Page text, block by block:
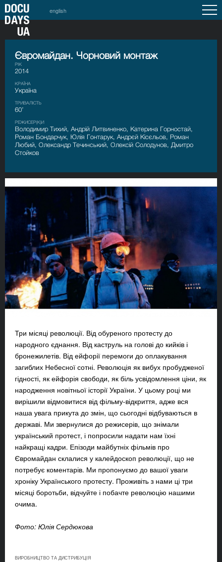
english
Євромайдан. Чорновий монтаж
РІК
2014
КРАЇНА
Україна
ТРИВАЛІСТЬ
60’
РЕЖИСЕР(К)И
Володимир Тихий, Андрій Литвиненко, Катерина Горностай,
Роман Бондарчук, Юлія Гонтарук, Андрєй Кісєльов, Роман
Любий, Олександр Течинський, Олексій Солодунов, Дмитро
Стойков
Три місяці революції. Від обуреного протесту до
народного єднання. Від каструль на голові до кийків і
бронежилетів. Від ейфорії перемоги до оплакування
загиблих Небесної сотні. Революція як вибух пробудженої
гідності, як ейфорія свободи, як біль усвідомлення ціни, як
народження новітньої історії України. У цьому році ми
вирішили відмовитися від фільму-відкриття, адже вся
наша увага прикута до змін, що сьогодні відбуваються в
державі. Ми звернулися до режисерів, що знімали
український протест, і попросили надати нам їхні
найкращі кадри. Епізоди майбутніх фільмів про
Євромайдан склалися у калейдоскоп революції, що не
потребує коментарів. Ми пропонуємо до вашої уваги
хроніку Українського протесту. Проживіть з нами ці три
місяці боротьби, відчуйте і побачте революцію нашими
очима.
Фото: Юлія Сердюкова
ВИРОБНИЦТВО ТА ДИСТРИБУЦІЯ